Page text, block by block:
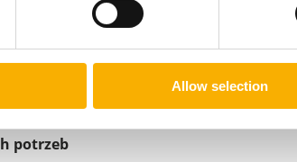
Allow selection
się z drewnem, aluminium i
jak i klasyczne aranżacje
układanie materiału w
zwinięciu
. To rozwiązanie praktyczne i
istotne jest połączenie funkcji
potrzeb